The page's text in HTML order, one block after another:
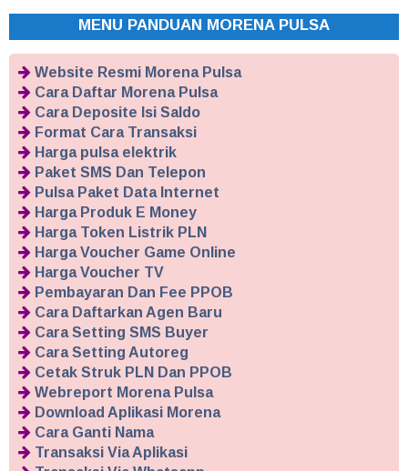
MENU PANDUAN MORENA PULSA
Website Resmi Morena Pulsa
Cara Daftar Morena Pulsa
Cara Deposite Isi Saldo
Format Cara Transaksi
Harga pulsa elektrik
Paket SMS Dan Telepon
Pulsa Paket Data Internet
Harga Produk E Money
Harga Token Listrik PLN
Harga Voucher Game Online
Harga Voucher TV
Pembayaran Dan Fee PPOB
Cara Daftarkan Agen Baru
Cara Setting SMS Buyer
Cara Setting Autoreg
Cetak Struk PLN Dan PPOB
Webreport Morena Pulsa
Download Aplikasi Morena
Cara Ganti Nama
Transaksi Via Aplikasi